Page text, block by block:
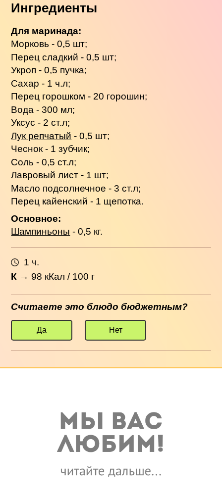
Ингредиенты
Для маринада:
Морковь - 0,5 шт;
Перец сладкий - 0,5 шт;
Укроп - 0,5 пучка;
Сахар - 1 ч.л;
Перец горошком - 20 горошин;
Вода - 300 мл;
Уксус - 2 ст.л;
Лук репчатый - 0,5 шт;
Чеснок - 1 зубчик;
Соль - 0,5 ст.л;
Лавровый лист - 1 шт;
Масло подсолнечное - 3 ст.л;
Перец кайенский - 1 щепотка.
Основное:
Шампиньоны - 0,5 кг.
1 ч.
К → 98 кКал / 100 г
Считаете это блюдо бюджетным?
Да Нет